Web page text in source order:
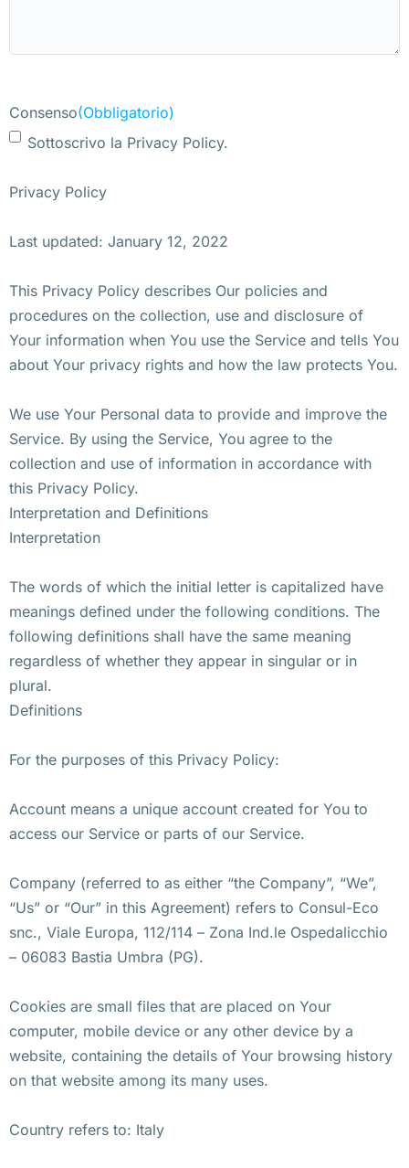
Consenso(Obbligatorio)
Sottoscrivo la Privacy Policy.
Privacy Policy
Last updated: January 12, 2022
This Privacy Policy describes Our policies and
procedures on the collection, use and disclosure of
Your information when You use the Service and tells You
about Your privacy rights and how the law protects You.
We use Your Personal data to provide and improve the
Service. By using the Service, You agree to the
collection and use of information in accordance with
this Privacy Policy.
Interpretation and Definitions
Interpretation
The words of which the initial letter is capitalized have
meanings defined under the following conditions. The
following definitions shall have the same meaning
regardless of whether they appear in singular or in
plural.
Definitions
For the purposes of this Privacy Policy:
Account means a unique account created for You to
access our Service or parts of our Service.
Company (referred to as either “the Company”, “We”,
“Us” or “Our” in this Agreement) refers to Consul-Eco
snc., Viale Europa, 112/114 – Zona Ind.le Ospedalicchio
– 06083 Bastia Umbra (PG).
Cookies are small files that are placed on Your
computer, mobile device or any other device by a
website, containing the details of Your browsing history
on that website among its many uses.
Country refers to: Italy